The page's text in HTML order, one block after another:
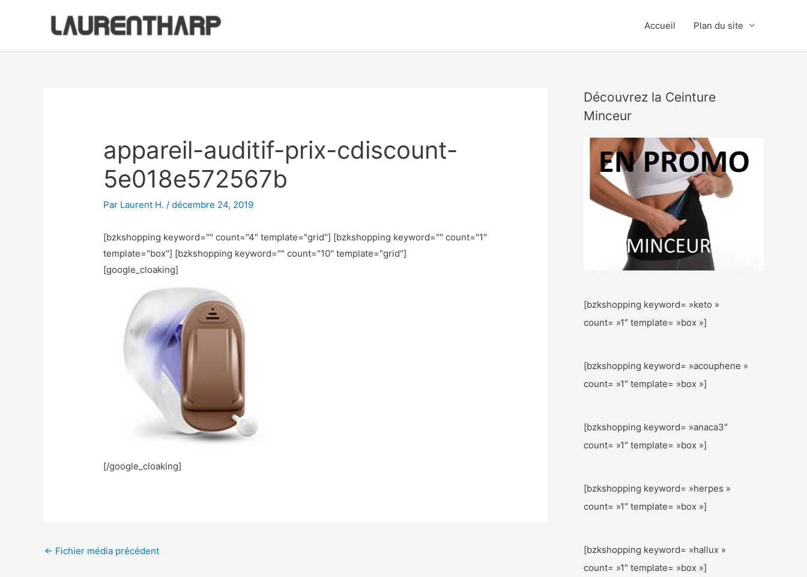
Accueil Plan du site
appareil-auditif-prix-cdiscount-
5e018e572567b
Par Laurent H./décembre 24, 2019
[bzkshopping keyword="" count="4" template="grid"] [bzkshopping keyword="" count="1"
template="box"] [bzkshopping keyword="" count="10" template="grid"]
[google_cloaking]
[/google_cloaking]
← Fichier média précédent
Découvrez la Ceinture
Minceur
[bzkshopping keyword= »keto »
count= »1″ template= »box »]
[bzkshopping keyword= »acouphene »
count= »1″ template= »box »]
[bzkshopping keyword= »anaca3″
count= »1″ template= »box »]
[bzkshopping keyword= »herpes »
count= »1″ template= »box »]
[bzkshopping keyword= »hallux »
count= »1″ template= »box »]